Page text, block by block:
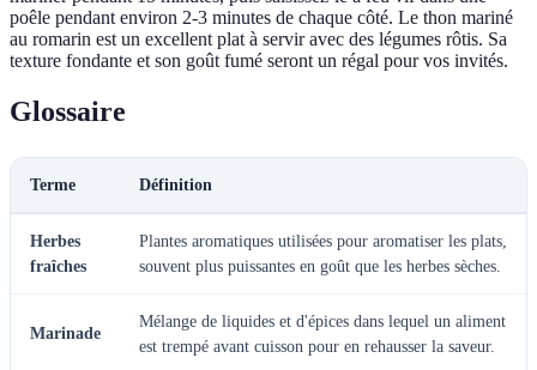
poêle pendant environ 2-3 minutes de chaque côté. Le thon mariné
au romarin est un excellent plat à servir avec des légumes rôtis. Sa
texture fondante et son goût fumé seront un régal pour vos invités.
Glossaire
Terme Définition
Herbes
fraîches
Plantes aromatiques utilisées pour aromatiser les plats,
souvent plus puissantes en goût que les herbes sèches.
Marinade
Mélange de liquides et d'épices dans lequel un aliment
est trempé avant cuisson pour en rehausser la saveur.